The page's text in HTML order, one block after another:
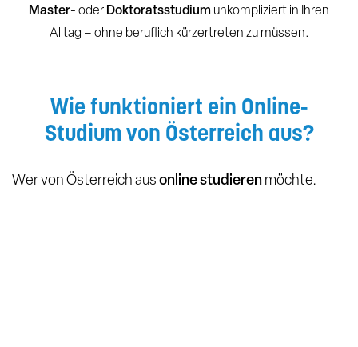
Master- oder Doktoratsstudium unkompliziert in Ihren
Alltag – ohne beruflich kürzertreten zu müssen.
Wie funktioniert ein Online-
Studium von Österreich aus?
Wer von Österreich aus online studieren möchte,